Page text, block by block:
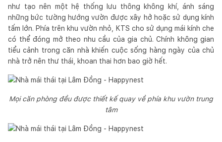
như tạo nên một hệ thống lưu thông không khí, ánh sáng
những bức tường hướng vườn được xây hở hoặc sử dụng kính
tấm lớn. Phía trên khu vườn nhỏ, KTS cho sử dụng mái kính che
có thể đóng mở theo nhu cầu của gia chủ. Chính không gian
tiểu cảnh trong căn nhà khiến cuộc sống hàng ngày của chủ
nhà trở nên thư thái, khoan thai hơn bao giờ hết.
Mọi căn phòng đều được thiết kế quay về phía khu vườn trung
tâm